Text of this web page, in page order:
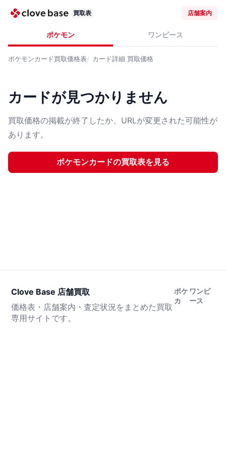
買取表 店舗案内
ポケモン ワンピース
ポケモンカード買取価格表 カード詳細 買取価格
カードが見つかりません
買取価格の掲載が終了したか、URLが変更された可能性が
あります。
ポケモンカードの買取表を見る
Clove Base 店舗買取
価格表・店舗案内・査定状況をまとめた買取
専用サイトです。
ポケ
カ
ワンピ
ース